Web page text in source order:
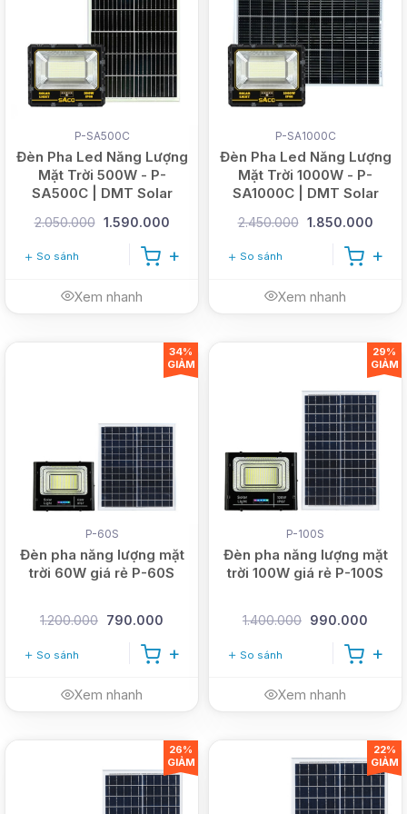
P-SA500C
Đèn Pha Led Năng Lượng
Mặt Trời 500W - P-
SA500C | DMT Solar
2.050.000 1.590.000
So sánh
Xem nhanh
P-SA1000C
Đèn Pha Led Năng Lượng
Mặt Trời 1000W - P-
SA1000C | DMT Solar
2.450.000 1.850.000
So sánh
Xem nhanh
P-60S
Đèn pha năng lượng mặt
trời 60W giá rẻ P-60S
1.200.000 790.000
So sánh
Xem nhanh
34%
GIẢM
P-100S
Đèn pha năng lượng mặt
trời 100W giá rẻ P-100S
1.400.000 990.000
So sánh
Xem nhanh
29%
GIẢM
26%
GIẢM
22%
GIẢM